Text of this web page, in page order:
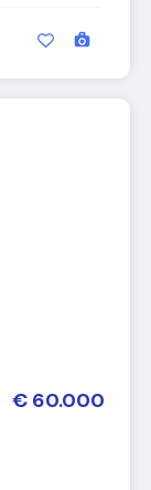
€ 60.000